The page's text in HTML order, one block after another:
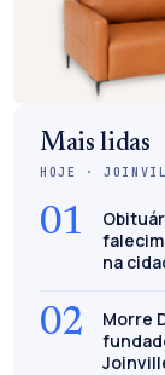
Mais lidas
HOJE ·
01
na
02
Morre